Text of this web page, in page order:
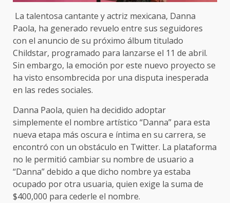
La talentosa cantante y actriz mexicana, Danna
Paola, ha generado revuelo entre sus seguidores
con el anuncio de su próximo álbum titulado
Childstar, programado para lanzarse el 11 de abril.
Sin embargo, la emoción por este nuevo proyecto se
ha visto ensombrecida por una disputa inesperada
en las redes sociales.
Danna Paola, quien ha decidido adoptar
simplemente el nombre artístico “Danna” para esta
nueva etapa más oscura e íntima en su carrera, se
encontró con un obstáculo en Twitter. La plataforma
no le permitió cambiar su nombre de usuario a
“Danna” debido a que dicho nombre ya estaba
ocupado por otra usuaria, quien exige la suma de
$400,000 para cederle el nombre.